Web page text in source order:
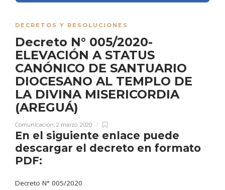
DECRETOS Y RESOLUCIONES
Decreto N° 005/2020-
ELEVACIÓN A STATUS
CANÓNICO DE SANTUARIO
DIOCESANO AL TEMPLO DE
LA DIVINA MISERICORDIA
(AREGUÁ)
Comunicación 2 marzo, 2020
En el siguiente enlace puede
descargar el decreto en formato
PDF:
Decreto N° 005/2020